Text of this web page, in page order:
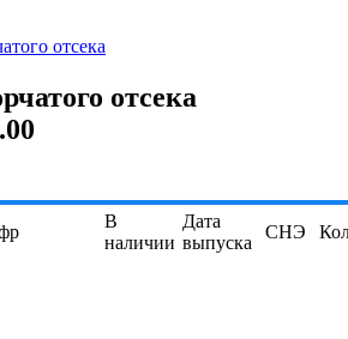
отсека
отсека
В
наличии
Дата
выпуска
СНЭ